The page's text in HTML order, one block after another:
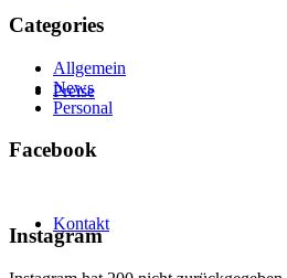
Preise
Kontakt
Categories
Allgemein
News
Personal
Facebook
Instagram